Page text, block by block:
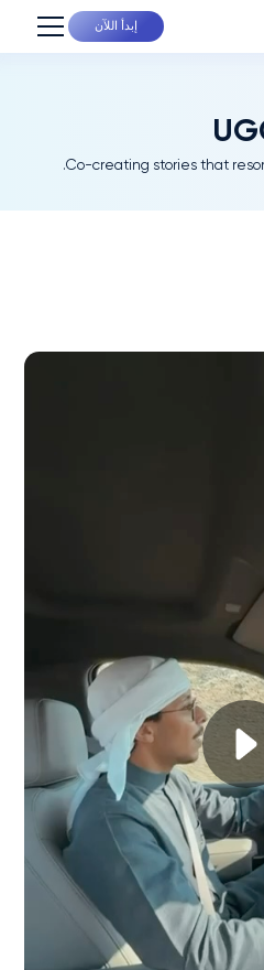
إبدأ اللآن
Co-creating stories that